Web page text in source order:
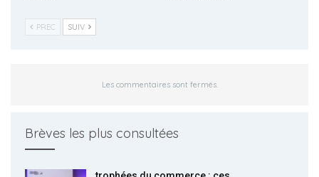
PREC SUIV
Les commentaires sont fermés.
Brèves les plus consultées